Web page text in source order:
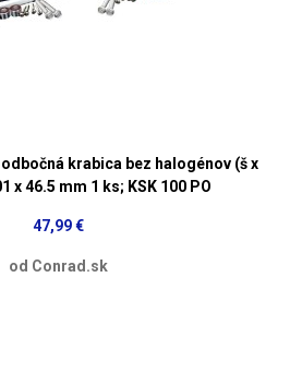
odbočná krabica bez halogénov (š x
x 46.5 mm 1 ks; KSK 100 PO
47,99 €
od Conrad.sk